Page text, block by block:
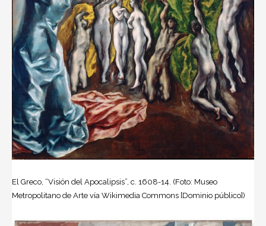
El Greco, “Visión del Apocalipsis”, c. 1608-14. (Foto: Museo
Metropolitano de Arte vía Wikimedia Commons [Dominio público])